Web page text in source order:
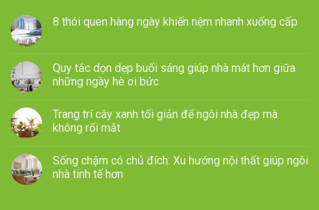
8 thói quen hàng ngày khiến nệm nhanh xuống cấp
Quy tắc dọn dẹp buổi sáng giúp nhà mát hơn giữa
những ngày hè oi bức
Trang trí cây xanh tối giản để ngôi nhà đẹp mà
không rối mắt
Sống chậm có chủ đích: Xu hướng nội thất giúp ngôi
nhà tinh tế hơn